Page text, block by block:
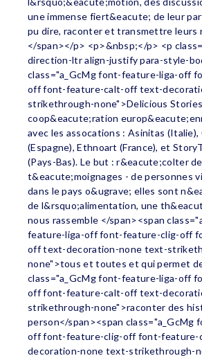
une immense fiert&eacute; de leur
pu dire, raconter et transmettre leurs
</span></p> <p>&nbsp;</p> <p
direction-ltr align-justify para-style-
class="a_GcMg font-feature-liga-off
off font-feature-calt-off text-
strikethrough-none">Delicious
coop&eacute;ration
avec les assocations : Asinitas (Italie),
(Espagne), Ethnoart (France), et
(Pays-Bas). Le but : r&eacute;colter
t&eacute;moignages - de personnes
dans le pays o&ugrave; elles sont
de l&rsquo;alimentation, une
nous rassemble </span><span
feature-liga-off font-feature-clig-off
off text-decoration-none text-
none">tous et toutes et qui permet
class="a_GcMg font-feature-liga-off
off font-feature-calt-off text-
strikethrough-none">raconter des
person</span><span class="a_GcMg
off font-feature-clig-off font-
decoration-none text-strikethrough-